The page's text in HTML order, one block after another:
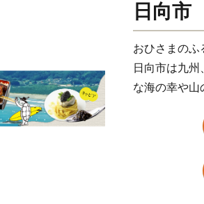
日向市
おひさまのふ
日向市は九
な海の幸や山
神話が残る
スなひょっ
ても人気です
【寄附のお